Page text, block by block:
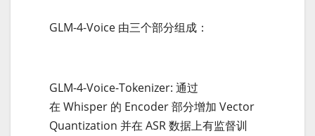
GLM-4-Voice 由三个部分组成：
GLM-4-Voice-Tokenizer: 通过
在 Whisper 的 Encoder 部分增加 Vector
Quantization 并在 ASR 数据上有监督训